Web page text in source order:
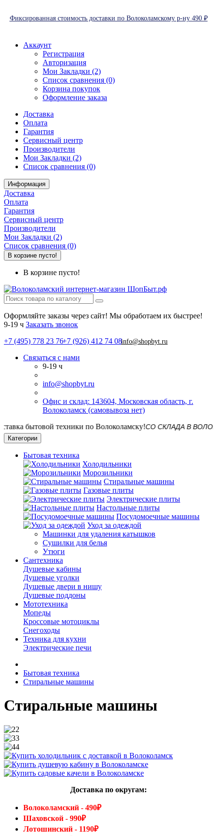
Фиксированная стоимость доставки по Волоколамскому р-ну 490 ₽
Аккаунт
Регистрация
Авторизация
Мои Закладки (2)
Список сравнения (0)
Корзина покупок
Оформление заказа
Доставка
Оплата
Гарантия
Сервисный центр
Производители
Мои Закладки (2)
Список сравнения (0)
Информация
Доставка
Оплата
Гарантия
Сервисный центр
Производители
Мои Закладки (2)
Список сравнения (0)
В корзине пусто!
В корзине пусто!
Оформляйте заказы через сайт! Мы обработаем их быстрее!
9-19 ч Заказать звонок
+7 (495) 778 23 76+7 (926) 412 74 08info@shopbyt.ru
Связаться с нами
9-19 ч
info@shopbyt.ru
Офис и склад: 143604, Московская область, г.
Волоколамск (самовывоза нет)
СО СКЛАДА В
Категории
Бытовая техника
Холодильники
Морозильники
Стиральные машины
Газовые плиты
Электрические плиты
Настольные плиты
Посудомоечные машины
Уход за одеждой
Машинки для удаления катышков
Сушилки для белья
Утюги
Сантехника
Душевые кабины
Душевые уголки
Душевые двери в нишу
Душевые поддоны
Мототехника
Мопеды
Кроссовые мотоциклы
Снегоходы
Техника для кухни
Электрические печи
Бытовая техника
Стиральные машины
Стиральные машины
Доставка по округам:
Волоколамский - 490₽
Шаховской - 990₽
Лотошинский - 1190₽